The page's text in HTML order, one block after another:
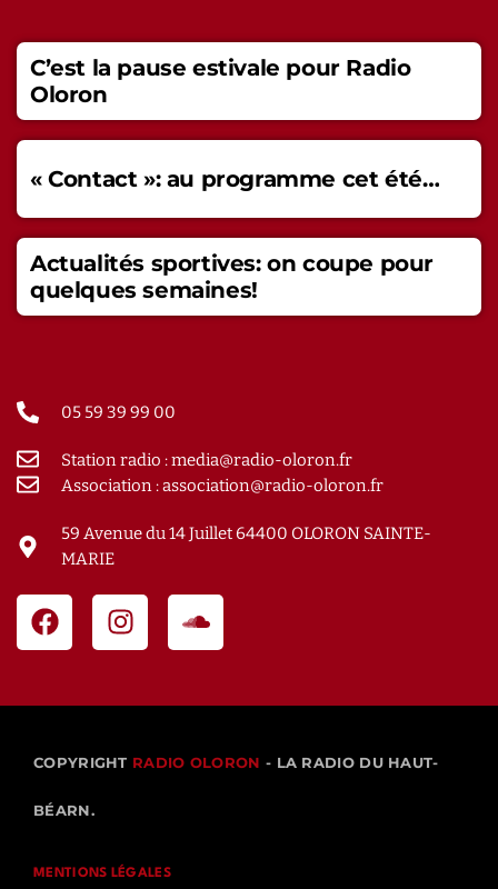
C’est la pause estivale pour Radio
Oloron
« Contact »: au programme cet été…
Actualités sportives: on coupe pour
quelques semaines!
05 59 39 99 00
Station radio : media@radio-oloron.fr
Association : association@radio-oloron.fr
59 Avenue du 14 Juillet 64400 OLORON SAINTE-
MARIE
COPYRIGHT RADIO OLORON - LA RADIO DU HAUT-
BÉARN.
MENTIONS LÉGALES